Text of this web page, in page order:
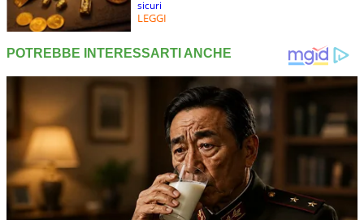
sicuri
LEGGI